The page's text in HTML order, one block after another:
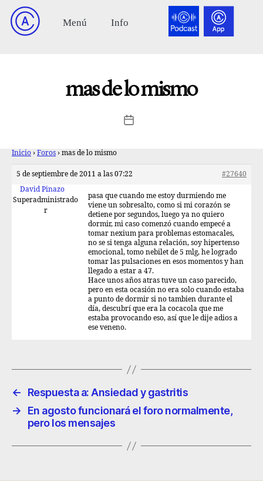
mas de lo mismo
Inicio › Foros › mas de lo mismo
5 de septiembre de 2011 a las 07:22
#27640
David Pinazo
Superadministrado
r
pasa que cuando me estoy durmiendo me
viene un sobresalto, como si mi corazón se
detiene por segundos, luego ya no quiero
dormir, mi caso comenzó cuando empecé a
tomar nexium para problemas estomacales,
no se si tenga alguna relación, soy hipertenso
emocional, tomo nebilet de 5 mlg, he logrado
tomar las pulsaciones en esos momentos y han
llegado a estar a 47.
Hace unos años atras tuve un caso parecido,
pero en esta ocasión no era solo cuando estaba
a punto de dormir si no tambien durante el
día, descubrí que era la cocacola que me
estaba provocando eso, así que le dije adios a
ese veneno.
←
Respuesta a: Ansiedad y gastritis
→
En agosto funcionará el foro normalmente,
pero los mensajes